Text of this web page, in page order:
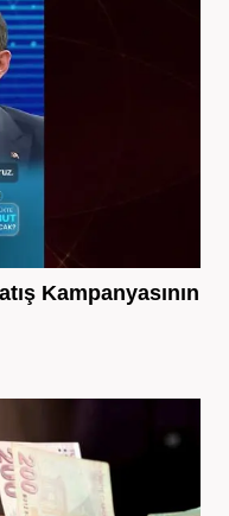
Kampanyasının